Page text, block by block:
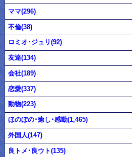
ママ(296)
不倫(38)
ロミオ･ジュリ(92)
友達(134)
会社(189)
恋愛(337)
動物(223)
ほのぼの･癒し･感動(1,465)
外国人(147)
良トメ･良ウト(135)